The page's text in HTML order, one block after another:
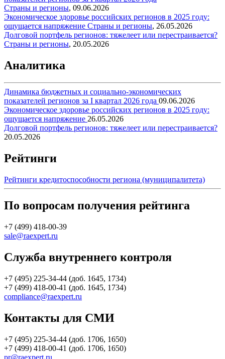
Страны и регионы, 09.06.2026
Экономическое здоровье российских регионов в 2025 году:
ощущается напряжение Страны и регионы, 26.05.2026
Долговой портфель регионов: тяжелеет или перестраивается?
Страны и регионы, 20.05.2026
Аналитика
Динамика бюджетных и социально-экономических
показателей регионов за I квартал 2026 года 09.06.2026
Экономическое здоровье российских регионов в 2025 году:
ощущается напряжение 26.05.2026
Долговой портфель регионов: тяжелеет или перестраивается?
20.05.2026
Рейтинги
Рейтинги кредитоспособности региона (муниципалитета)
По вопросам получения рейтинга
+7 (499) 418-00-39
sale@raexpert.ru
Служба внутреннего контроля
+7 (495) 225-34-44 (доб. 1645, 1734)
+7 (499) 418-00-41 (доб. 1645, 1734)
compliance@raexpert.ru
Контакты для СМИ
+7 (495) 225-34-44 (доб. 1706, 1650)
+7 (499) 418-00-41 (доб. 1706, 1650)
pr@raexpert.ru